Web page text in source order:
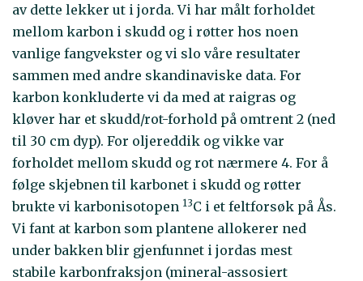
av dette lekker ut i jorda. Vi har målt forholdet
mellom karbon i skudd og i røtter hos noen
vanlige fangvekster og vi slo våre resultater
sammen med andre skandinaviske data. For
karbon konkluderte vi da med at raigras og
kløver har et skudd/rot-forhold på omtrent 2 (ned
til 30 cm dyp). For oljereddik og vikke var
forholdet mellom skudd og rot nærmere 4. For å
følge skjebnen til karbonet i skudd og røtter
brukte vi karbonisotopen 13C i et feltforsøk på Ås.
Vi fant at karbon som plantene allokerer ned
under bakken blir gjenfunnet i jordas mest
stabile karbonfraksjon (mineral-assosiert